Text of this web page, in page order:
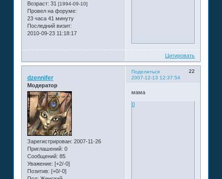
Возраст: 31 [1994-09-10]
Провел на форуме:
23 часа 41 минуту
Последний визит:
2010-09-23 11:18:17
Цитировать
Поделиться
22
2007-12-13 12:37:54
dzennifer
Модератор
Зарегистрирован: 2007-11-26
Приглашений: 0
Сообщений: 85
Уважение: [+2/-0]
Позитив: [+0/-0]
мама
0